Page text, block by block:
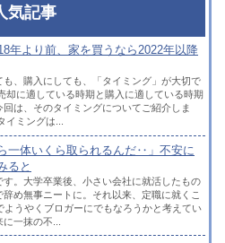
気記事
年より前、家を買うなら2022年以降
も、購入にしても、「タイミング」が大切で
却に適している時期と購入に適している時期
は、そのタイミングについてご紹介しま
ミングは...
一体いくら取られるんだ‥」不安に
ると
す。大学卒業後、小さい会社に就活したもの
め無事ニートに。それ以来、定職に就くこ
ようやくブロガーにでもなろうかと考えてい
一抹の不...